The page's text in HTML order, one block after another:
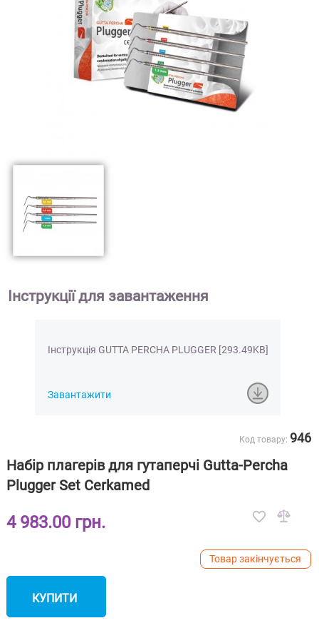
Інструкції для завантаження
Інструкція GUTTA PERCHA PLUGGER [293.49KB]
Завантажити
Код товару: 946
Набір плагерів для гутаперчі Gutta-Percha
Plugger Set Cerkamed
4 983.00 грн.
Товар закінчується
КУПИТИ